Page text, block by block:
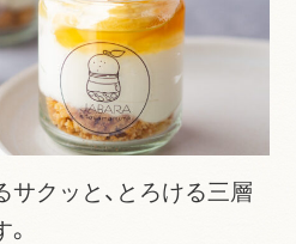
サクッと、とろける三層